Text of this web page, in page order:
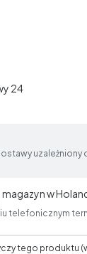
24
uzależniony
w
telefonicznym
tego produktu